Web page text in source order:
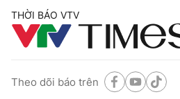
THỜI BÁO VTV
Theo dõi báo trên